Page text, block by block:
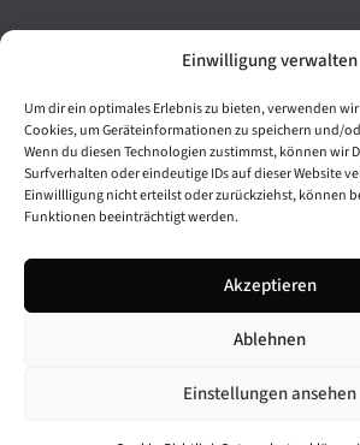
Einwilligung verwalten
Um dir ein optimales Erlebnis zu bieten, verwenden
Cookies, um Geräteinformationen zu speichern und/
Wenn du diesen Technologien zustimmst, können wir
Surfverhalten oder eindeutige IDs auf dieser Website
Einwillligung nicht erteilst oder zurückziehst, können
Funktionen beeinträchtigt werden.
Akzeptieren
Ablehnen
Einstellungen ansehen
t
l
t
u
g
-
Cookie-Richtlinie (EU)
Barrierefreiheit